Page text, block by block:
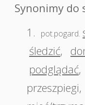
Synonimy do
1.
pot.pogard.
śledzić,
podglądać,
przeszpiegi,